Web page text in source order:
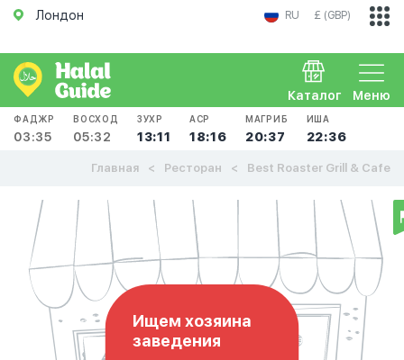
Лондон RU £ (GBP)
Меню
Каталог
ФАДЖР
03:35
ВОСХОД
05:32
ЗУХР
13:11
АСР
18:16
МАГРИБ
20:37
ИША
22:36
Главная Ресторан Best Roaster Grill & Cafe
Ищем хозяина
заведения